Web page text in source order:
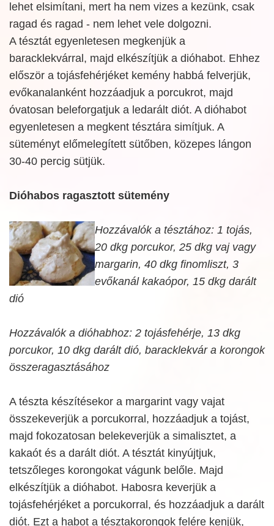
lehet elsimítani, mert ha nem vizes a kezünk, csak
ragad és ragad - nem lehet vele dolgozni.
A tésztát egyenletesen megkenjük a
baracklekvárral, majd elkészítjük a dióhabot. Ehhez
először a tojásfehérjéket kemény habbá felverjük,
evőkanalanként hozzáadjuk a porcukrot, majd
óvatosan beleforgatjuk a ledarált diót. A dióhabot
egyenletesen a megkent tésztára simítjuk. A
süteményt előmelegített sütőben, közepes lángon
30-40 percig sütjük.
Dióhabos ragasztott sütemény
Hozzávalók a tésztához: 1 tojás,
20 dkg porcukor, 25 dkg vaj vagy
margarin, 40 dkg finomliszt, 3
evőkanál kakaópor, 15 dkg darált
dió
Hozzávalók a dióhabhoz: 2 tojásfehérje, 13 dkg
porcukor, 10 dkg darált dió, baracklekvár a korongok
összeragasztásához
A tészta készítésekor a margarint vagy vajat
összekeverjük a porcukorral, hozzáadjuk a tojást,
majd fokozatosan belekeverjük a simalisztet, a
kakaót és a darált diót. A tésztát kinyújtjuk,
tetszőleges korongokat vágunk belőle. Majd
elkészítjük a dióhabot. Habosra keverjük a
tojásfehérjéket a porcukorral, és hozzáadjuk a darált
diót. Ezt a habot a tésztakorongok felére kenjük,